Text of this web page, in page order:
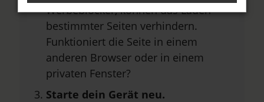
Werbeblocker, können das Laden
bestimmter Seiten verhindern.
Funktioniert die Seite in einem
anderen Browser oder in einem
privaten Fenster?
Starte dein Gerät neu.